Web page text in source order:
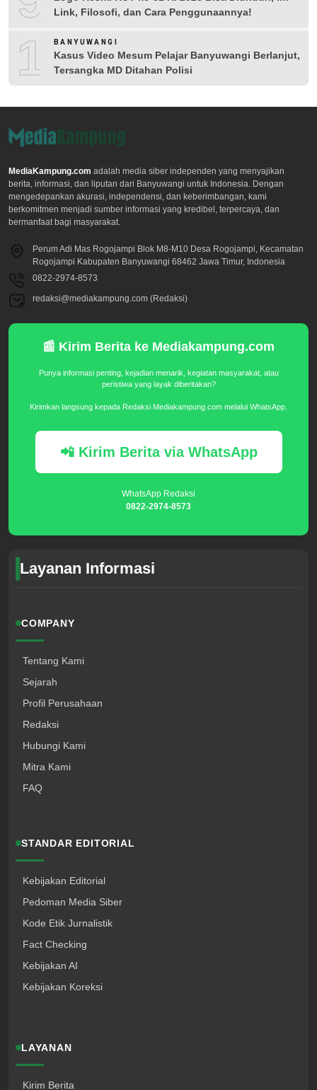
Link, Filosofi, dan Cara Penggunaannya!
10BANYUWANGI
Kasus Video Mesum Pelajar Banyuwangi Berlanjut,
Tersangka MD Ditahan Polisi
MediaKampung.com adalah media siber independen yang menyajikan
berita, informasi, dan liputan dari Banyuwangi untuk Indonesia. Dengan
mengedepankan akurasi, independensi, dan keberimbangan, kami
berkomitmen menjadi sumber informasi yang kredibel, terpercaya, dan
bermanfaat bagi masyarakat.
Perum Adi Mas Rogojampi Blok M8-M10 Desa Rogojampi, Kecamatan
Rogojampi Kabupaten Banyuwangi 68462 Jawa Timur, Indonesia
0822-2974-8573
redaksi@mediakampung.com (Redaksi)
📰 Kirim Berita ke Mediakampung.com
Punya informasi penting, kejadian menarik, kegiatan masyarakat, atau
peristiwa yang layak diberitakan?
Kirimkan langsung kepada Redaksi Mediakampung.com melalui WhatsApp.
📲 Kirim Berita via WhatsApp
WhatsApp Redaksi
0822-2974-8573
Layanan Informasi
COMPANY
Tentang Kami
Sejarah
Profil Perusahaan
Redaksi
Hubungi Kami
Mitra Kami
FAQ
STANDAR EDITORIAL
Kebijakan Editorial
Pedoman Media Siber
Kode Etik Jurnalistik
Fact Checking
Kebijakan AI
Kebijakan Koreksi
LAYANAN
Kirim Berita